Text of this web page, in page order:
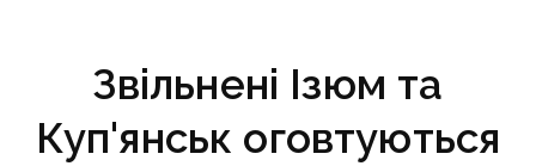
Звільнені Ізюм та
Куп'янськ оговтуються